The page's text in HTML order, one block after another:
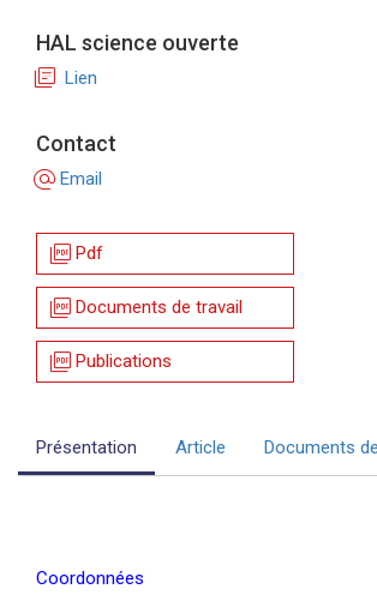
HAL science ouverte
library_books Lien
Contact
alternate_email Email
picture_as_pdf Pdf
picture_as_pdf Documents de travail
picture_as_pdf Publications
Présentation Article Documents
Coordonnées